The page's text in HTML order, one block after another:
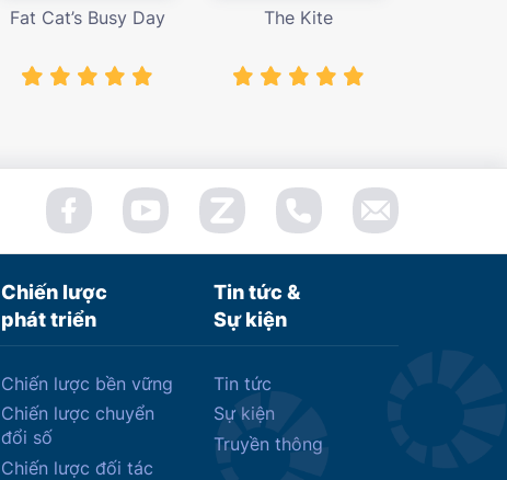
Fat Cat’s Busy Day The Kite
Chiến lược
phát triển
Tin tức &
Sự kiện
Chiến lược bền vững
Chiến lược chuyển
đổi số
Chiến lược đối tác
Tin tức
Sự kiện
Truyền thông